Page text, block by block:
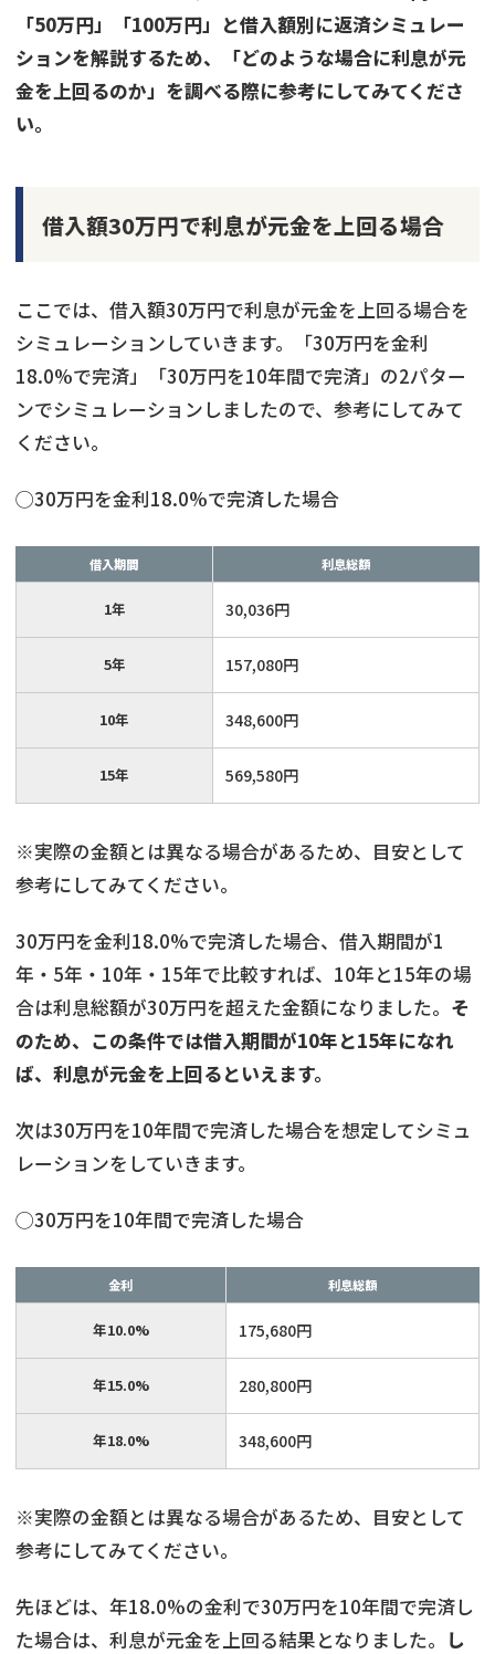
「50万円」「100万円」と借入額別に返済シミュレー
ションを解説するため、「どのような場合に利息が元
金を上回るのか」を調べる際に参考にしてみてくださ
い。
借入額30万円で利息が元金を上回る場合
ここでは、借入額30万円で利息が元金を上回る場合を
シミュレーションしていきます。「30万円を金利
18.0%で完済」「30万円を10年間で完済」の2パター
ンでシミュレーションしましたので、参考にしてみて
ください。
◯30万円を金利18.0%で完済した場合
借入期間 利息総額
1年 30,036円
5年 157,080円
10年 348,600円
15年 569,580円
※実際の金額とは異なる場合があるため、目安として
参考にしてみてください。
30万円を金利18.0%で完済した場合、借入期間が1
年・5年・10年・15年で比較すれば、10年と15年の場
合は利息総額が30万円を超えた金額になりました。 そ
のため、この条件では借入期間が10年と15年になれ
ば、利息が元金を上回るといえます。
次は30万円を10年間で完済した場合を想定してシミュ
レーションをしていきます。
◯30万円を10年間で完済した場合
金利 利息総額
年10.0% 175,680円
年15.0% 280,800円
年18.0% 348,600円
※実際の金額とは異なる場合があるため、目安として
参考にしてみてください。
先ほどは、年18.0%の金利で30万円を10年間で完済し
た場合は、利息が元金を上回る結果となりました。 し